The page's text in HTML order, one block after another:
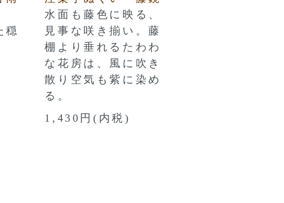
穏
水面も藤色に映る、
見事な咲き揃い。藤
棚より垂れるたわわ
な花房は、風に吹き
散り空気も紫に染め
る。
1,430円(内税)